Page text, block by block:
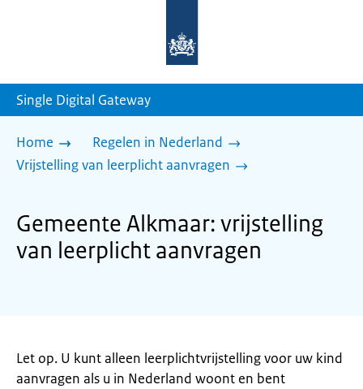
homepage
Single Digital Gateway
Home
Regelen in Nederland
Vrijstelling van leerplicht aanvragen
Gemeente Alkmaar: vrijstelling
van leerplicht aanvragen
Let op. U kunt alleen leerplichtvrijstelling voor uw kind
aanvragen als u in Nederland woont en bent